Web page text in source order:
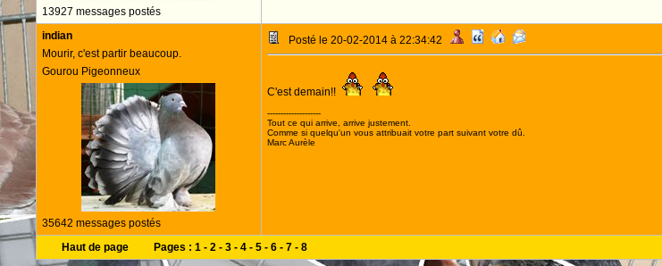
13927 messages postés
indian
Mourir, c'est partir beaucoup.
Gourou Pigeonneux
35642 messages postés
Posté le 20-02-2014 à 22:34:42
C'est demain!!
--------------------
Tout ce qui arrive, arrive justement.
Comme si quelqu'un vous attribuait votre part suivant votre dû.
Marc Aurèle
Haut de page Pages : 1- 2- 3- 4- 5- 6- 7- 8